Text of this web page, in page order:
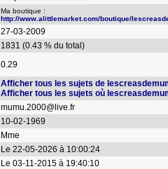
Ma boutique :
http://www.alittlemarket.com/boutique/
27-03-2009
1831 (0.43 % du total)
0.29
Afficher tous les sujets de
Afficher tous les sujets où
mumu.2000@live.fr
10-02-1969
Mme
Le 22-05-2026 à 10:00:24
Le 03-11-2015 à 19:40:10